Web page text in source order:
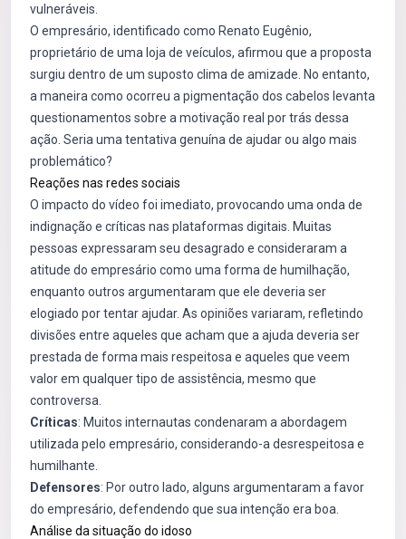
vulneráveis.
O empresário, identificado como Renato Eugênio,
proprietário de uma loja de veículos, afirmou que a proposta
surgiu dentro de um suposto clima de amizade. No entanto,
a maneira como ocorreu a pigmentação dos cabelos levanta
questionamentos sobre a motivação real por trás dessa
ação. Seria uma tentativa genuína de ajudar ou algo mais
problemático?
Reações nas redes sociais
O impacto do vídeo foi imediato, provocando uma onda de
indignação e críticas nas plataformas digitais. Muitas
pessoas expressaram seu desagrado e consideraram a
atitude do empresário como uma forma de humilhação,
enquanto outros argumentaram que ele deveria ser
elogiado por tentar ajudar. As opiniões variaram, refletindo
divisões entre aqueles que acham que a ajuda deveria ser
prestada de forma mais respeitosa e aqueles que veem
valor em qualquer tipo de assistência, mesmo que
controversa.
Críticas: Muitos internautas condenaram a abordagem
utilizada pelo empresário, considerando-a desrespeitosa e
humilhante.
Defensores: Por outro lado, alguns argumentaram a favor
do empresário, defendendo que sua intenção era boa.
Análise da situação do idoso